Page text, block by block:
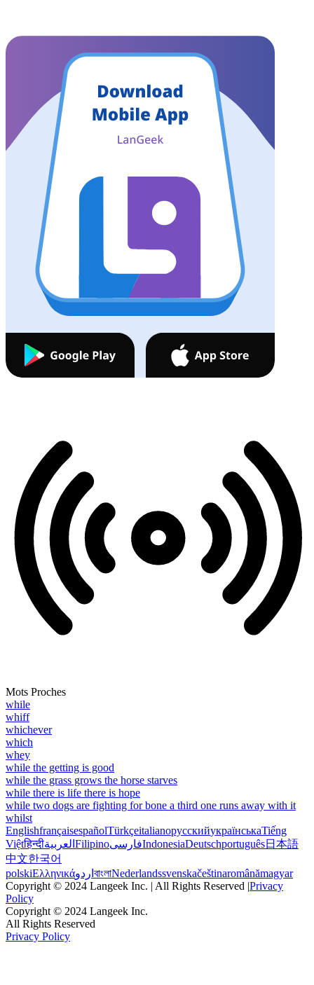
Mots Proches
while
whiff
whichever
which
whey
while the getting is good
while the grass grows the horse starves
while there is life there is hope
while two dogs are fighting for bone a third one runs away with it
whilst
EnglishfrançaisespañolTürkçeitalianoрусскийукраїнськаTiếng
Việtहिन्दीالعربية FilipinoفارسیIndonesiaDeutschportuguês日本語
中文한국어
polskiΕλληνικάاردو বাংলাNederlandssvenskačeštinaromânămagyar
Copyright © 2024 Langeek Inc. | All Rights Reserved |Privacy
Policy
Copyright © 2024 Langeek Inc.
All Rights Reserved
Privacy Policy